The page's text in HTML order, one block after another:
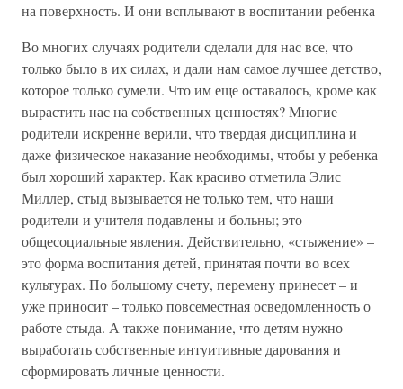
на поверхность. И они всплывают в воспитании ребенка
Во многих случаях родители сделали для нас все, что
только было в их силах, и дали нам самое лучшее детство,
которое только сумели. Что им еще оставалось, кроме как
вырастить нас на собственных ценностях? Многие
родители искренне верили, что твердая дисциплина и
даже физическое наказание необходимы, чтобы у ребенка
был хороший характер. Как красиво отметила Элис
Миллер, стыд вызывается не только тем, что наши
родители и учителя подавлены и больны; это
общесоциальные явления. Действительно, «стыжение» –
это форма воспитания детей, принятая почти во всех
культурах. По большому счету, перемену принесет – и
уже приносит – только повсеместная осведомленность о
работе стыда. А также понимание, что детям нужно
выработать собственные интуитивные дарования и
сформировать личные ценности.